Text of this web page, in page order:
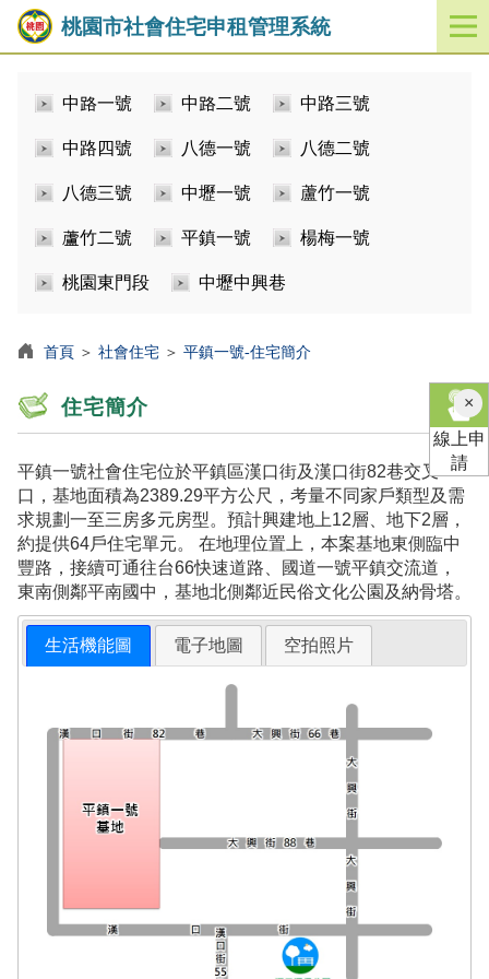
桃園市社會住宅申租管理系統
開
啟
中路一號 中路二號 中路三號
中路四號 八德一號 八德二號
八德三號 中壢一號 蘆竹一號
蘆竹二號 平鎮一號 楊梅一號
桃園東門段 中壢中興巷
首頁 ＞ 社會住宅 ＞ 平鎮一號-住宅簡介
住宅簡介
平鎮一號社會住宅位於平鎮區漢口街及漢口街82巷交叉
口，基地面積為2389.29平方公尺，考量不同家戶類型及需
求規劃一至三房多元房型。預計興建地上12層、地下2層，
約提供64戶住宅單元。 在地理位置上，本案基地東側臨中
豐路，接續可通往台66快速道路、國道一號平鎮交流道，
東南側鄰平南國中，基地北側鄰近民俗文化公園及納骨塔。
生活機能圖 電子地圖 空拍照片
×關
閉
線上申
請